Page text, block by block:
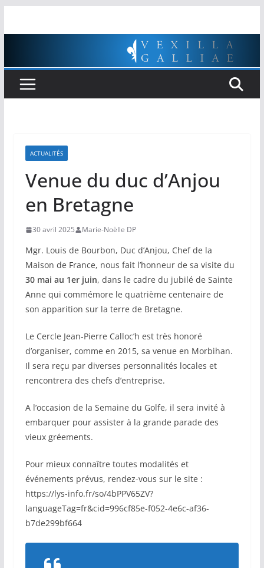
ACTUALITÉS
Venue du duc d’Anjou
en Bretagne
30 avril 2025 Marie-Noëlle DP
Mgr. Louis de Bourbon, Duc d’Anjou, Chef de la
Maison de France, nous fait l’honneur de sa visite du
30 mai au 1er juin, dans le cadre du jubilé de Sainte
Anne qui commémore le quatrième centenaire de
son apparition sur la terre de Bretagne.
Le Cercle Jean-Pierre Calloc’h est très honoré
d’organiser, comme en 2015, sa venue en Morbihan.
Il sera reçu par diverses personnalités locales et
rencontrera des chefs d’entreprise.
A l’occasion de la Semaine du Golfe, il sera invité à
embarquer pour assister à la grande parade des
vieux gréements.
Pour mieux connaître toutes modalités et
événements prévus, rendez-vous sur le site :
https://lys-info.fr/so/4bPPV65ZV?
languageTag=fr&cid=996cf85e-f052-4e6c-af36-
b7de299bf664